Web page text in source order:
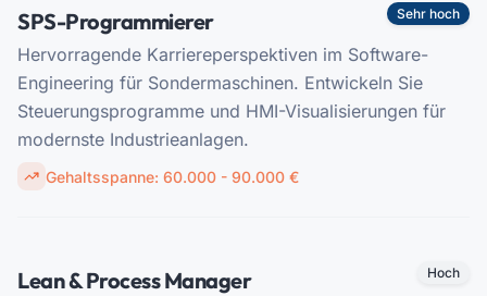
SPS-Programmierer Sehr hoch
Hervorragende Karriereperspektiven im Software-
Engineering für Sondermaschinen. Entwickeln Sie
Steuerungsprogramme und HMI-Visualisierungen für
modernste Industrieanlagen.
Gehaltsspanne: 60.000 - 90.000 €
Lean & Process Manager Hoch